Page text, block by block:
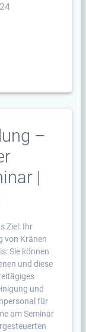
–
|
Ziel: Ihr
von Kränen
Sie können
und diese
und
für
am Seminar